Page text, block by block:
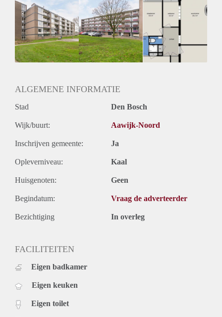
Huisdieren toegestaan: Afhankelijk van de Eigenaar
Huurtoeslag grens: Ja
Geschikt voor studenten: Afhankelijk van de Eigenaar
ALGEMENE INFORMATIE
Stad Den Bosch
Wijk/buurt: Aawijk-Noord
Inschrijven gemeente: Ja
Opleverniveau: Kaal
Huisgenoten: Geen
Begindatum: Vraag de adverteerder
Bezichtiging In overleg
FACILITEITEN
Eigen badkamer
Eigen keuken
Eigen toilet